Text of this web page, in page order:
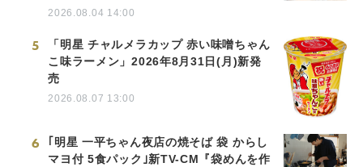
2026.08.04 14:00
5
「明星 チャルメラカップ 赤い味噌ちゃん
こ味ラーメン」2026年8月31日(月)新発
売
2026.08.07 13:00
6
｢明星 一平ちゃん夜店の焼そば 袋 からし
マヨ付 5食パック｣新TV-CM『袋めんを作